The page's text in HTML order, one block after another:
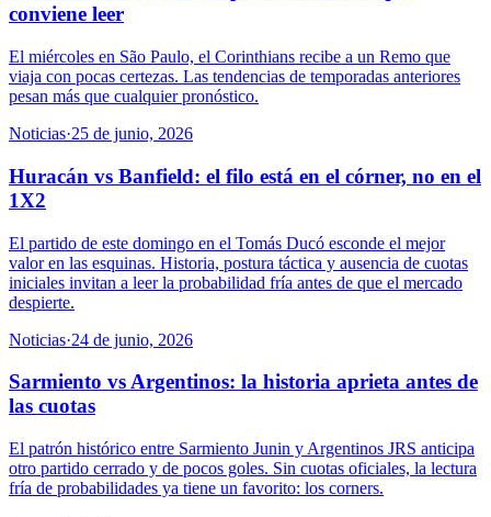
conviene leer
El miércoles en São Paulo, el Corinthians recibe a un Remo que
viaja con pocas certezas. Las tendencias de temporadas anteriores
pesan más que cualquier pronóstico.
Noticias·25 de junio, 2026
Huracán vs Banfield: el filo está en el córner, no en el
1X2
El partido de este domingo en el Tomás Ducó esconde el mejor
valor en las esquinas. Historia, postura táctica y ausencia de cuotas
iniciales invitan a leer la probabilidad fría antes de que el mercado
despierte.
Noticias·24 de junio, 2026
Sarmiento vs Argentinos: la historia aprieta antes de
las cuotas
El patrón histórico entre Sarmiento Junin y Argentinos JRS anticipa
otro partido cerrado y de pocos goles. Sin cuotas oficiales, la lectura
fría de probabilidades ya tiene un favorito: los corners.